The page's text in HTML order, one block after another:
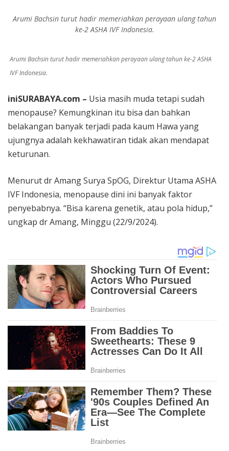
Arumi Bachsin turut hadir memeriahkan perayaan ulang tahun
ke-2 ASHA IVF Indonesia.
Arumi Bachsin turut hadir memeriahkan perayaan ulang tahun ke-2 ASHA
IVF Indonesia.
iniSURABAYA.com – Usia masih muda tetapi sudah
menopause? Kemungkinan itu bisa dan bahkan
belakangan banyak terjadi pada kaum Hawa yang
ujungnya adalah kekhawatiran tidak akan mendapat
keturunan.
Menurut dr Amang Surya SpOG, Direktur Utama ASHA
IVF Indonesia, menopause dini ini banyak faktor
penyebabnya. “Bisa karena genetik, atau pola hidup,”
ungkap dr Amang, Minggu (22/9/2024).